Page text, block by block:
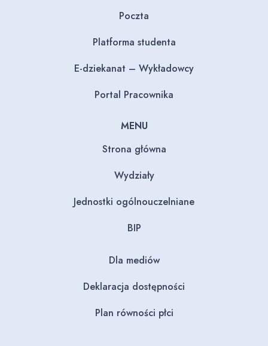
Poczta
Platforma studenta
E-dziekanat – Wykładowcy
Portal Pracownika
MENU
Strona główna
Wydziały
Jednostki ogólnouczelniane
BIP
Dla mediów
Deklaracja dostępności
Plan równości płci